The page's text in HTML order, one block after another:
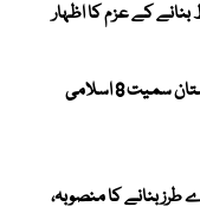
کے عزم کا اظہار
غزہ میں اسرائیلی کارروائیوں پر پاکستان سمیت 8 اسلامی
طرز بنانے کا منصوبہ،